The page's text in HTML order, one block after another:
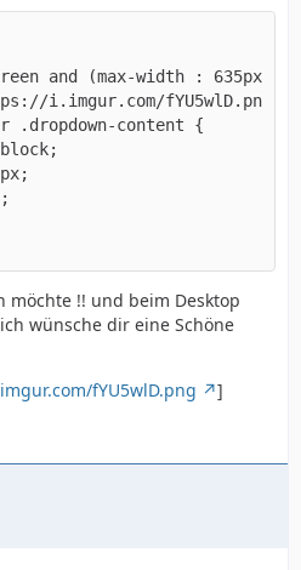
möchte !! und beim Desktop
wünsche dir eine Schöne
fYU5wlD.png ]